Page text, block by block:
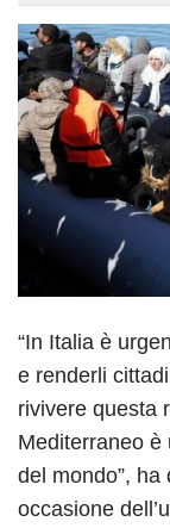
“In Italia è
e renderli
rivivere questa
Mediterraneo è
del mondo”,
occasione